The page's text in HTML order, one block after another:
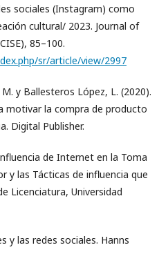
sociales (Instagram) como
cultural/ 2023. Journal of
85–100.
sr/article/view/2997
y Ballesteros López, L. (2020).
motivar la compra de producto
Digital Publisher.
de Internet en la Toma
y las Tácticas de influencia que
Licenciatura, Universidad
y las redes sociales. Hanns